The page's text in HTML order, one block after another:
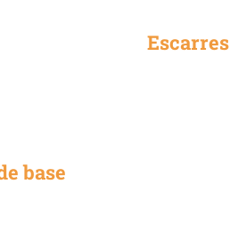
Escarres
base